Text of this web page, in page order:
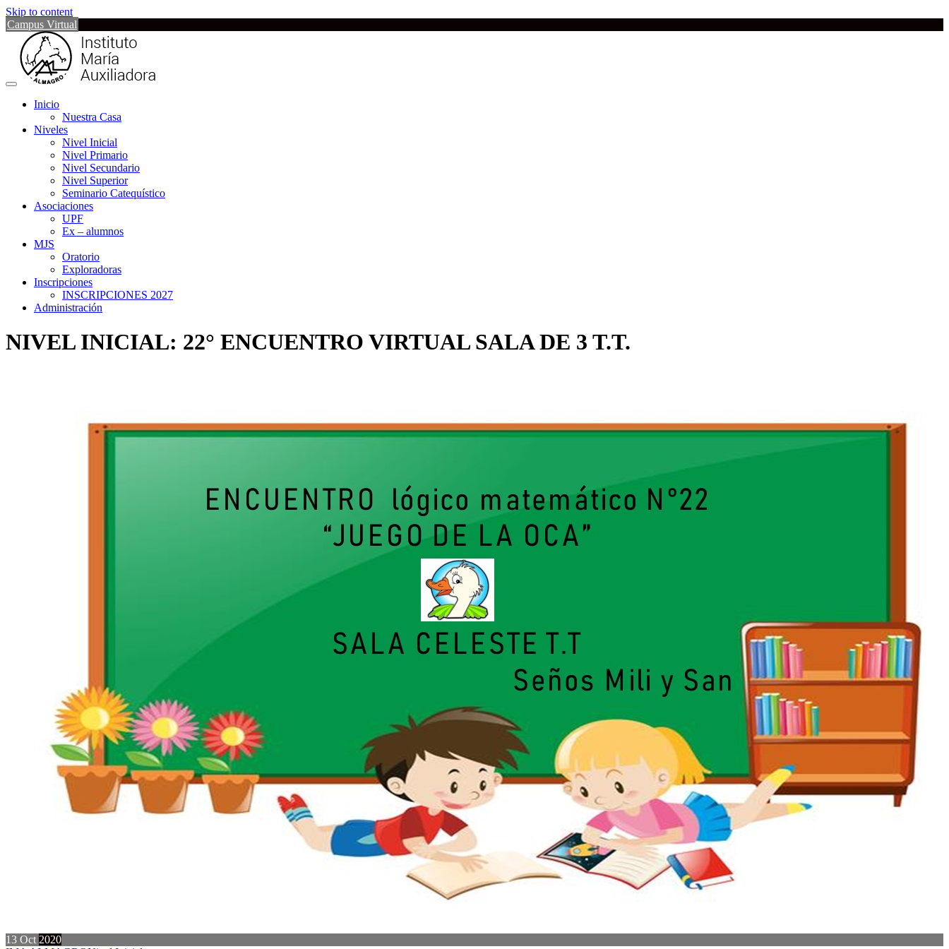
Skip to content
Campus Virtual
Inicio
Nuestra Casa
Niveles
Nivel Inicial
Nivel Primario
Nivel Secundario
Nivel Superior
Seminario Catequístico
Asociaciones
UPF
Ex – alumnos
MJS
Oratorio
Exploradoras
Inscripciones
INSCRIPCIONES 2027
Administración
NIVEL INICIAL: 22° ENCUENTRO VIRTUAL SALA DE 3 T.T.
13 Oct2020